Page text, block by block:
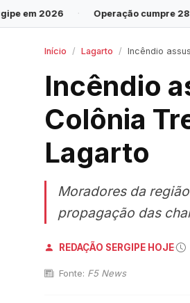
Operação cumpre 28 mandados contra
Início Lagarto Incêndio assusta
Incêndio
Colônia
Lagarto
Moradores da
propagação das
REDAÇÃO SERGIPE HOJE·
Fonte: F5 News